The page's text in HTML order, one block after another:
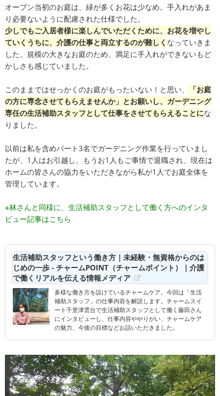
オープン当初のお庭は、緑が多くお花は少なめ。手入れがあま
り必要ないように配慮された仕様でした。
少しでもご入居者様に楽しんでいただくために、お花を増やし
ていくうちに、介護の仕事と両立するのが難しく なっていきま
した。規模の大きなお庭のため、満足に手入れができないもど
かしさも感じていました。
このままではせっかくのお庭がもったいない！と思い、
「お庭
の方に専念させてもらえませんか」とお願いし、ガーデニング
専任の生活補助スタッフとして仕事をさせてもらえることにな
りました。
以前は私を含めパート3名でガーデニング作業を行っていまし
たが、1人はお引越し、もうお1人もご事情で退職され、現在は
ホームの皆さんの協力をいただきながら私が1人でお庭全体を
管理しています。
※林さんと同様に、生活補助スタッフとして働く方へのインタ
ビュー記事はこちら
生活補助スタッフという働き方｜未経験・無資格からのは
じめの一歩 - チャームPOINT（チャームポイント）｜介護
で働くリアルを伝える情報メディア
多様な働き方を設けているチャームケア。今回は「生活
補助スタッフ」の仕事内容を解説します。チャームスイ
ート千里津雲台で生活補助スタッフとして働く藤田さん
にインタビューし、仕事内容ややりがい、チャームケア
の魅力、今後の目標などお話いただきました。